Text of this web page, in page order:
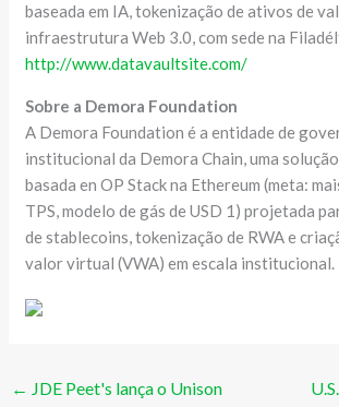
baseada em IA, tokenização de ativos de
infraestrutura Web 3.0, com sede na
http://www.datavaultsite.com/
Sobre a Demora Foundation
A Demora Foundation é a entidade de
institucional da Demora Chain, uma
basada en OP Stack na Ethereum (meta:
TPS, modelo de gás de USD 1) projetada
de stablecoins, tokenização de RWA e
valor virtual (VWA) em escala institucional.
← JDE Peet's lança o Unison